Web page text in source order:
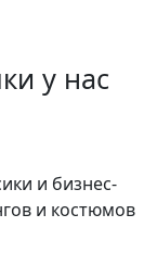
у нас
и бизнес-
и костюмов